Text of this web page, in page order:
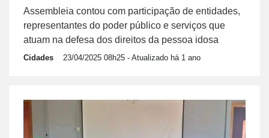
Assembleia contou com participação de entidades,
representantes do poder público e serviços que
atuam na defesa dos direitos da pessoa idosa
Cidades 23/04/2025 08h25 - Atualizado há 1 ano